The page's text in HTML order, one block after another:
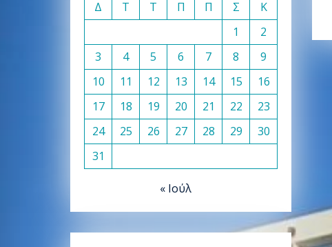
Δ
Τ Τ Π Π Σ
Κ
1
2
3
4 5 6 7 8
9
10
11 12 13 14 15
16
17
18 19 20 21 22
23
24
25 26 27 28 29
30
31
« Ιούλ